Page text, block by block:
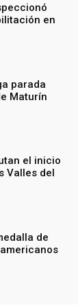
en
parada
Maturín
el inicio
Valles del
de